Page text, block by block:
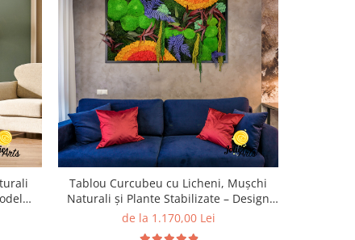
Tablou Curcubeu cu Licheni, Mușchi
Naturali și Plante Stabilizate – Design
Orizontal
de la 1.170,00 Lei